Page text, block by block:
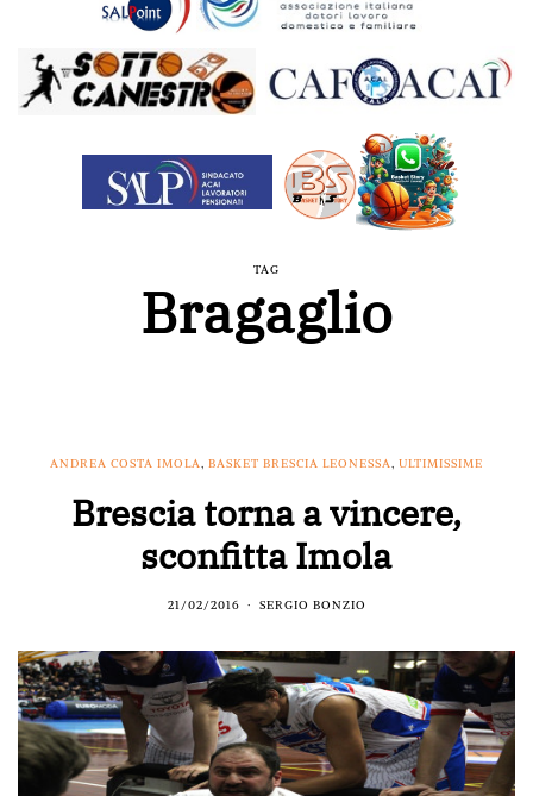
TAG
Bragaglio
ANDREA COSTA IMOLA, BASKET BRESCIA LEONESSA, ULTIMISSIME
Brescia torna a vincere,
sconfitta Imola
21/02/2016 SERGIO BONZIO